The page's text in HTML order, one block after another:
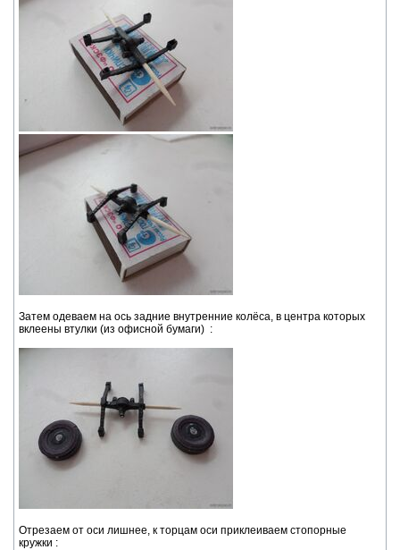
Затем одеваем на ось задние внутренние колёса, в центра которых
вклеены втулки (из офисной бумаги) :
Отрезаем от оси лишнее, к торцам оси приклеиваем стопорные
кружки :